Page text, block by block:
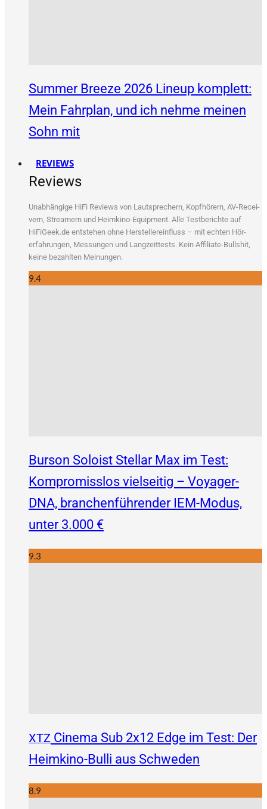
Summer Breeze 2026 Lineup komplett:
Mein Fahrplan, und ich nehme meinen
Sohn mit
REVIEWS
Reviews
Unab­hän­gi­ge HiFi Reviews von Laut­spre­chern, Kopf­hö­rern, AV-Recei­
vern, Strea­mern und Heim­ki­no-Equip­ment. Alle Test­be­rich­te auf
HiFiGeek.de ent­ste­hen ohne Her­stel­ler­ein­fluss – mit ech­ten Hör­
erfah­run­gen, Mes­sun­gen und Lang­zeit­tests. Kein Affi­lia­te-Bull­shit,
kei­ne bezahl­ten Meinungen.
9.4
Burson Soloist Stellar Max im Test:
Kompromisslos vielseitig – Voyager-
DNA, branchenführender IEM-Modus,
unter 3.000 €
9.3
XTZ Cinema Sub 2x12 Edge im Test: Der
Heimkino-Bulli aus Schweden
8.9